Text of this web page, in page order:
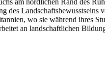
am nördlichen Rand des
des
wo sie während ihres
an landschaftlichen